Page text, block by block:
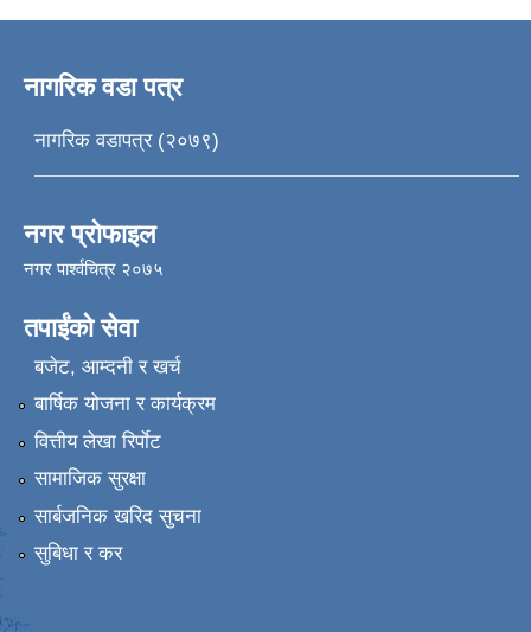
नागरिक वडा पत्र
नागरिक वडापत्र (२०७९)
नगर प्रोफाइल
नगर पार्श्वचित्र २०७५
तपाईंको सेवा
बजेट, आम्दनी र खर्च
बार्षिक योजना र कार्यक्रम
वित्तीय लेखा रिर्पाेट
सामाजिक सुरक्षा
सार्बजनिक खरिद सुचना
सुबिधा र कर